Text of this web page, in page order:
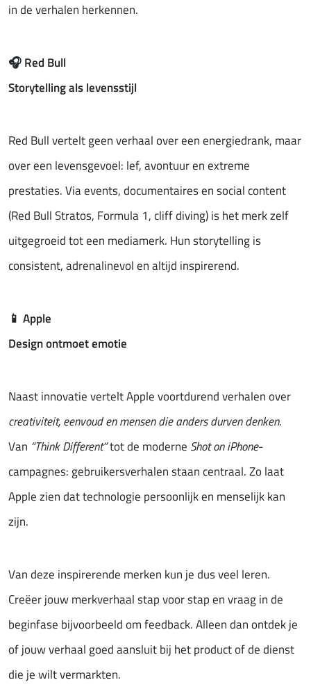
in de verhalen herkennen.
🎧Red Bull
Storytelling als levensstijl
Red Bull vertelt geen verhaal over een energiedrank, maar
over een levensgevoel: lef, avontuur en extreme
prestaties. Via events, documentaires en social content
(Red Bull Stratos, Formula 1, cliff diving) is het merk zelf
uitgegroeid tot een mediamerk. Hun storytelling is
consistent, adrenalinevol en altijd inspirerend.
📱 Apple
Design ontmoet emotie
Naast innovatie vertelt Apple voortdurend verhalen over
creativiteit, eenvoud en mensen die anders durven denken.
Van “Think Different”tot de moderne Shot on iPhone-
campagnes: gebruikersverhalen staan centraal. Zo laat
Apple zien dat technologie persoonlijk en menselijk kan
zijn.
Van deze inspirerende merken kun je dus veel leren.
Creëer jouw merkverhaal stap voor stap en vraag in de
beginfase bijvoorbeeld om feedback. Alleen dan ontdek je
of jouw verhaal goed aansluit bij het product of de dienst
die je wilt vermarkten.